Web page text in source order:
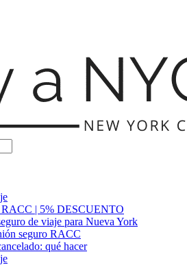
RACC | 5% DESCUENTO
de viaje para Nueva York
seguro RACC
qué hacer